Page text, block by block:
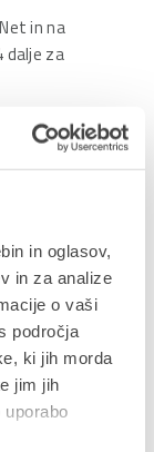
in oglasov,
in za analize
o vaši
področja
ki jih morda
jim jih
in na
dalje za